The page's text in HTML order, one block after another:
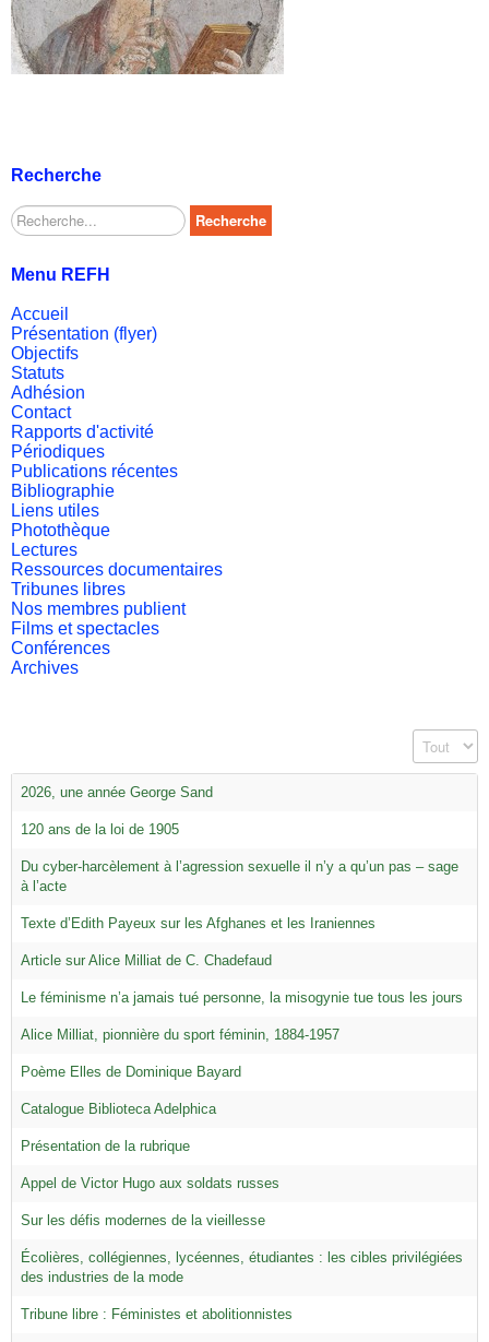
Recherche
Rechercher Recherche
Menu REFH
Accueil
Présentation (flyer)
Objectifs
Statuts
Adhésion
Contact
Rapports d'activité
Périodiques
Publications récentes
Bibliographie
Liens utiles
Photothèque
Lectures
Ressources documentaires
Tribunes libres
Nos membres publient
Films et spectacles
Conférences
Archives
Affichage #
2026, une année George Sand
120 ans de la loi de 1905
Du cyber-harcèlement à l’agression sexuelle il n’y a qu’un pas – sage
à l’acte
Texte d’Edith Payeux sur les Afghanes et les Iraniennes
Article sur Alice Milliat de C. Chadefaud
Le féminisme n’a jamais tué personne, la misogynie tue tous les jours
Alice Milliat, pionnière du sport féminin, 1884-1957
Poème Elles de Dominique Bayard
Catalogue Biblioteca Adelphica
Présentation de la rubrique
Appel de Victor Hugo aux soldats russes
Sur les défis modernes de la vieillesse
Écolières, collégiennes, lycéennes, étudiantes : les cibles privilégiées
des industries de la mode
Tribune libre : Féministes et abolitionnistes